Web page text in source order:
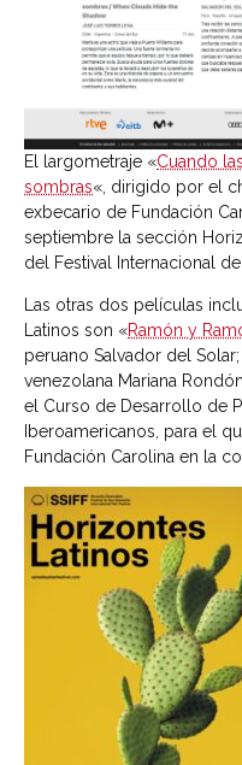
El largometraje «Cuando
sombras«, dirigido por el
exbecario de Fundación
septiembre la sección
del Festival Internacional de
Las otras dos películas
Latinos son «Ramón y
peruano Salvador del
venezolana Mariana
el Curso de Desarrollo de
Iberoamericanos, para el
Fundación Carolina en la